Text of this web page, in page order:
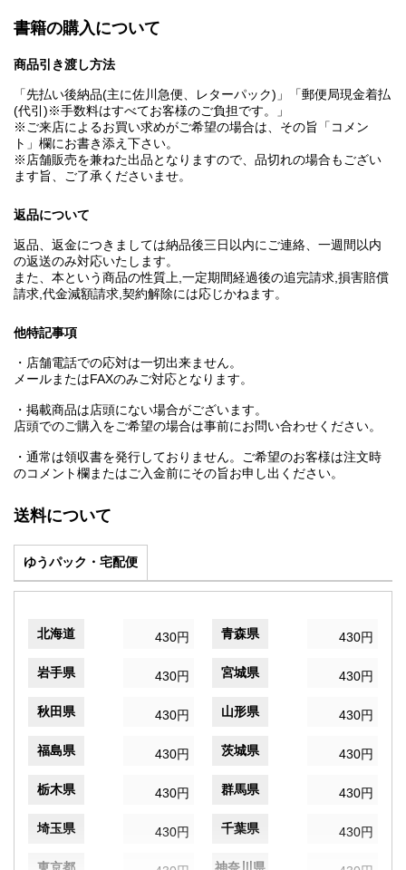
書籍の購入について
商品引き渡し方法
「先払い後納品(主に佐川急便、レターパック)」「郵便局現金着払
(代引)※手数料はすべてお客様のご負担です。」
※ご来店によるお買い求めがご希望の場合は、その旨「コメン
ト」欄にお書き添え下さい。
※店舗販売を兼ねた出品となりますので、品切れの場合もござい
ます旨、ご了承くださいませ。
返品について
返品、返金につきましては納品後三日以内にご連絡、一週間以内
の返送のみ対応いたします。
また、本という商品の性質上,一定期間経過後の追完請求,損害賠償
請求,代金減額請求,契約解除には応じかねます。
他特記事項
・店舗電話での応対は一切出来ません。
メールまたはFAXのみご対応となります。
・掲載商品は店頭にない場合がございます。
店頭でのご購入をご希望の場合は事前にお問い合わせください。
・通常は領収書を発行しておりません。ご希望のお客様は注文時
のコメント欄またはご入金前にその旨お申し出ください。
送料について
ゆうパック・宅配便
北海道 430円 青森県 430円
岩手県 430円 宮城県 430円
秋田県 430円 山形県 430円
福島県 430円 茨城県 430円
栃木県 430円 群馬県 430円
埼玉県 430円 千葉県 430円